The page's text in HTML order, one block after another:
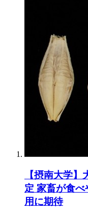
【摂南大学
定 家畜が食
用に期待